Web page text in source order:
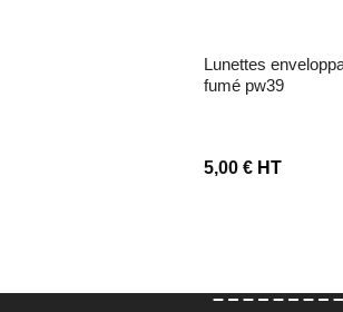
lunettes enveloppantes
fumé pw39
5,00 €HT